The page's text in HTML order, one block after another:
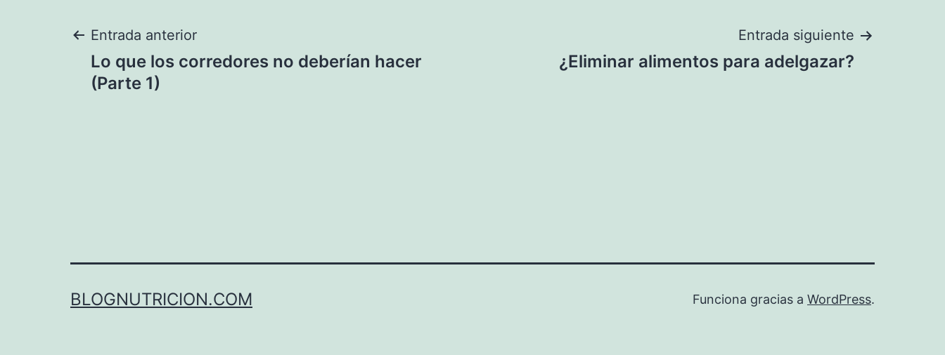
Navegación
de
Entrada anterior
Lo que los corredores no deberían hacer
(Parte 1)
Entrada siguiente
¿Eliminar alimentos para adelgazar?
BLOGNUTRICION.COM Funciona gracias a WordPress.